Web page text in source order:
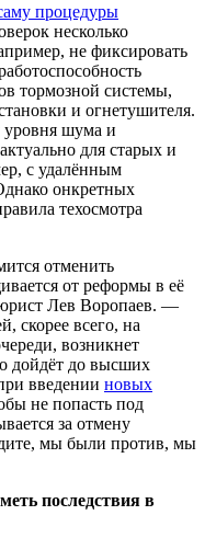
процедуры
несколько
не фиксировать
тормозной системы,
и огнетушителя.
уровня шума и
для старых и
с удалённым
онкретных
техосмотра
отменить
от реформы в её
Лев Воропаев. —
скорее всего, на
возникнет
дойдёт до высших
введении новых
не попасть под
за отмену
мы были против, мы
последствия в